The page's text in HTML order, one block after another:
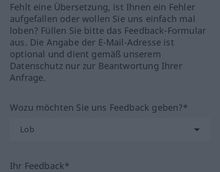
Fehlt eine Übersetzung, ist Ihnen ein Fehler
aufgefallen oder wollen Sie uns einfach mal
loben? Füllen Sie bitte das Feedback-Formular
aus. Die Angabe der E-Mail-Adresse ist
optional und dient gemäß unserem
Datenschutz nur zur Beantwortung Ihrer
Anfrage.
Wozu möchten Sie uns Feedback geben?*
Ihr Feedback*